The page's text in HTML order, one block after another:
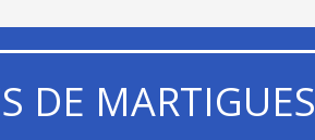
DE MARTIGUES